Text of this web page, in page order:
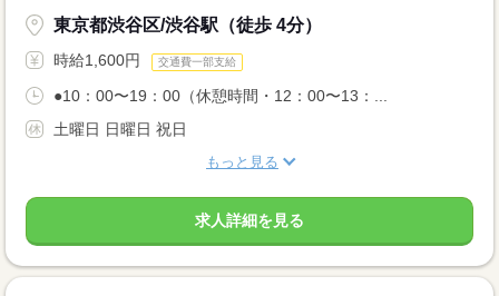
東京都渋谷区/渋谷駅（徒歩 4分）
時給1,600円 交通費一部支給
●10：00〜19：00（休憩時間・12：00〜13：...
土曜日 日曜日 祝日
もっと見る
求人詳細を見る